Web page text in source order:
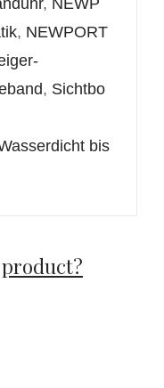
, NEWPORT
, Sichtbo
bis